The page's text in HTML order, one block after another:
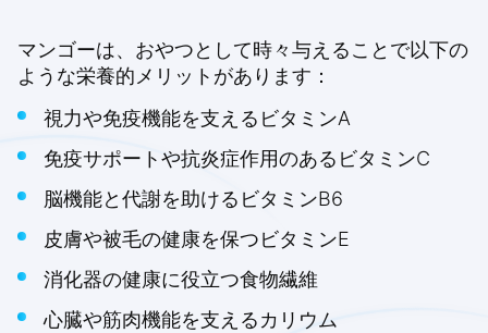
マンゴーは、おやつとして時々与えることで以下の
ような栄養的メリットがあります：
視力や免疫機能を支えるビタミンA
免疫サポートや抗炎症作用のあるビタミンC
脳機能と代謝を助けるビタミンB6
皮膚や被毛の健康を保つビタミンE
消化器の健康に役立つ食物繊維
心臓や筋肉機能を支えるカリウム